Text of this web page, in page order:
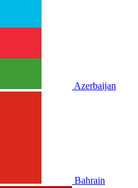
Azerbaijan
Bahrain